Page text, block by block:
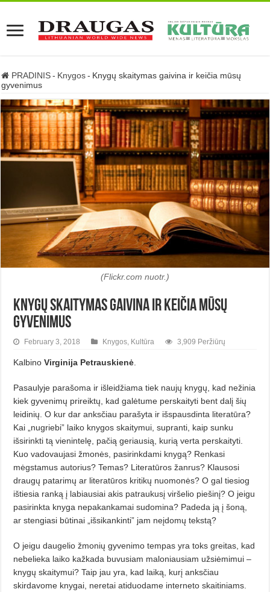
PRADINIS - Knygos - Knygų skaitymas gaivina ir keičia mūsų
gyvenimus
(Flickr.com nuotr.)
Knygų skaitymas gaivina ir keičia mūsų
gyvenimus
February 3, 2018 Knygos, Kultūra 3,909 Peržiūrų
KalbinoVirginija Petrauskienė.
Pasaulyje parašoma ir išleidžiama tiek naujų knygų, kad nežinia
kiek gyvenimų prireiktų, kad galėtume perskaityti bent dalį šių
leidinių. O kur dar anksčiau parašyta ir išspausdinta literatūra?
Kai „nugriebi” laiko knygos skaitymui, supranti, kaip sunku
išsirinkti tą vienintelę, pačią geriausią, kurią verta perskaityti.
Kuo vadovaujasi žmonės, pasirinkdami knygą? Renkasi
mėgstamus autorius? Temas? Literatūros žanrus? Klausosi
draugų patarimų ar literatūros kritikų nuomonės? O gal tiesiog
ištiesia ranką į labiausiai akis patraukusį viršelio piešinį? O jeigu
pasirinkta knyga nepakankamai sudomina? Padeda ją į šoną,
ar stengiasi būtinai „išsikankinti” jam neįdomų tekstą?
O jeigu daugelio žmonių gyvenimo tempas yra toks greitas, kad
nebelieka laiko kažkada buvusiam maloniausiam užsiėmimui –
knygų skaitymui? Taip jau yra, kad laiką, kurį anksčiau
skirdavome knygai, neretai atiduodame interneto skaitiniams.